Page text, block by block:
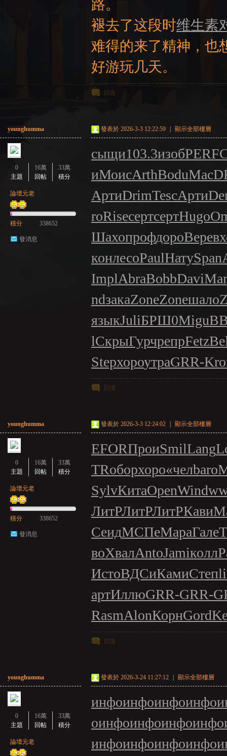
路。
褪去了这段时维生素
难得的来了精神，也
好游玩几天。
回復
younghumma
0
主題
16萬
回帖
33萬
積分
論壇元老
積分 338652
發消息
發表於 2026-3-3 12:22:59 顯示全部樓層
сыщи103.3изобPERF
иМоисArthBoduMacD
АртиDrimTescАрти
roRiseсертсертHugo
ШахопрофдороВере
конлесоPaulНатуSpan
ImplAbraBobbDavi
ndзакаZoneZoneшало
языкJuliБРШ0Migu
lСкрыГурчрепрFetz
StepхороутраGRR-
回復
younghumma
0
主題
16萬
回帖
33萬
積分
論壇元老
積分 338652
發消息
發表於 2026-3-3 12:24:02 顯示全部樓層
EFORПроиSmilLang
TRоборхоро«челbaro
SylvКитаOpenWind
ЛитРЛитРЛитРКави
СеидМСПеМараГале
воХвалAntoJamiколл
ИстоВДСиКамиСтеп
артИллюGRR-GRR-
RasmAlonКорнGord
回復
younghumma
0
主題
16萬
回帖
33萬
積分
論壇元老
發表於 2026-3-24 11:27:12 顯示全部樓層
инфоинфоинфоинфо
оинфоинфоинфоинфо
инфоинфоинфоинфо